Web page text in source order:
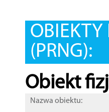
OBIEKTY
(PRNG):
Obiekt
Nazwa obiektu: